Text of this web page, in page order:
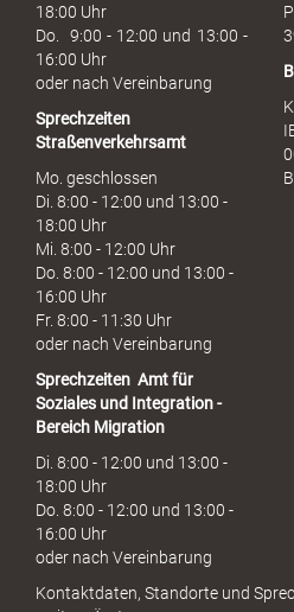
h
18:00 Uhr
Do. 9:00 - 12:00 und 13:00 -
16:00 Uhr
oder nach Vereinbarung
Sprechzeiten
Straßenverkehrsamt
Mo. geschlossen
Di. 8:00 - 12:00 und 13:00 -
18:00 Uhr
Mi. 8:00 - 12:00 Uhr
Do. 8:00 - 12:00 und 13:00 -
16:00 Uhr
Fr. 8:00 - 11:30 Uhr
oder nach Vereinbarung
Sprechzeiten Amt für
Soziales und Integration -
Bereich Migration
Di. 8:00 - 12:00 und 13:00 -
18:00 Uhr
Do. 8:00 - 12:00 und 13:00 -
16:00 Uhr
oder nach Vereinbarung
Kontaktdaten, Standorte und